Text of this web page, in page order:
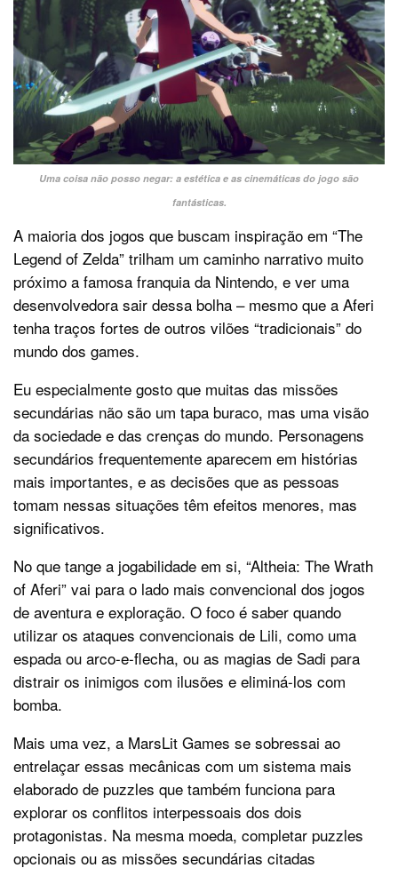
Uma coisa não posso negar: a estética e as cinemáticas do jogo são
fantásticas.
A maioria dos jogos que buscam inspiração em “The
Legend of Zelda” trilham um caminho narrativo muito
próximo a famosa franquia da Nintendo, e ver uma
desenvolvedora sair dessa bolha – mesmo que a Aferi
tenha traços fortes de outros vilões “tradicionais” do
mundo dos games.
Eu especialmente gosto que muitas das missões
secundárias não são um tapa buraco, mas uma visão
da sociedade e das crenças do mundo. Personagens
secundários frequentemente aparecem em histórias
mais importantes, e as decisões que as pessoas
tomam nessas situações têm efeitos menores, mas
significativos.
No que tange a jogabilidade em si, “Altheia: The Wrath
of Aferi” vai para o lado mais convencional dos jogos
de aventura e exploração. O foco é saber quando
utilizar os ataques convencionais de Lili, como uma
espada ou arco-e-flecha, ou as magias de Sadi para
distrair os inimigos com ilusões e eliminá-los com
bomba.
Mais uma vez, a MarsLit Games se sobressai ao
entrelaçar essas mecânicas com um sistema mais
elaborado de puzzles que também funciona para
explorar os conflitos interpessoais dos dois
protagonistas. Na mesma moeda, completar puzzles
opcionais ou as missões secundárias citadas